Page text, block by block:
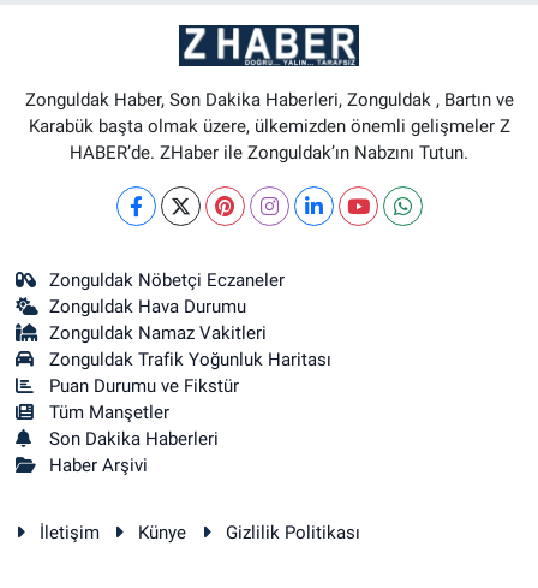
Zonguldak Haber, Son Dakika Haberleri, Zonguldak , Bartın ve
Karabük başta olmak üzere, ülkemizden önemli gelişmeler Z
HABER’de. ZHaber ile Zonguldak’ın Nabzını Tutun.
Zonguldak Nöbetçi Eczaneler
Zonguldak Hava Durumu
Zonguldak Namaz Vakitleri
Zonguldak Trafik Yoğunluk Haritası
Puan Durumu ve Fikstür
Tüm Manşetler
Son Dakika Haberleri
Haber Arşivi
İletişim Künye Gizlilik Politikası